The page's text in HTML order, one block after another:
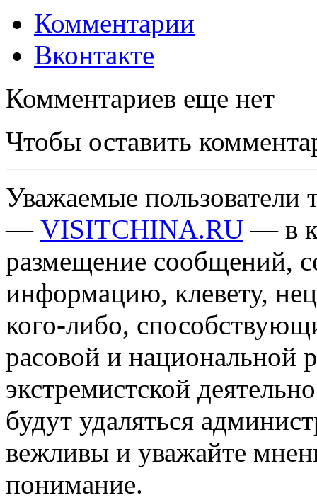
Комментарии
Вконтакте
Комментариев еще нет
Чтобы оставить
Уважаемые пользователи
— VISITCHINA.RU — в
размещение сообщений,
информацию, клевету,
кого-либо,
расовой и национальной
экстремистской
будут удаляться
вежливы и уважайте
понимание.